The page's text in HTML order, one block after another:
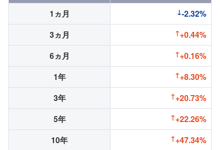
1ヵ月
-2.32%
3ヵ月
+0.44%
6ヵ月
+0.16%
1年
+8.30%
3年
+20.73%
5年
+22.26%
10年
+47.34%